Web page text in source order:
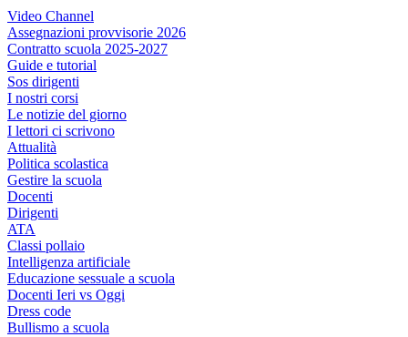
Video Channel
Assegnazioni provvisorie 2026
Contratto scuola 2025-2027
Guide e tutorial
Sos dirigenti
I nostri corsi
Le notizie del giorno
I lettori ci scrivono
Attualità
Politica scolastica
Gestire la scuola
Docenti
Dirigenti
ATA
Classi pollaio
Intelligenza artificiale
Educazione sessuale a scuola
Docenti Ieri vs Oggi
Dress code
Bullismo a scuola